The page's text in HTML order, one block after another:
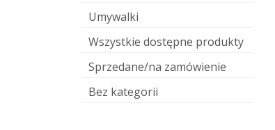
Umywalki
Wszystkie dostępne produkty
Sprzedane/na zamówienie
Bez kategorii